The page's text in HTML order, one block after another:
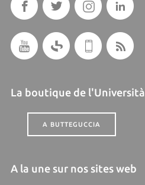
La boutique de l'Università
A BUTTEGUCCIA
A la une sur nos sites web